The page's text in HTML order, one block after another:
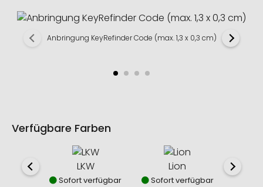
Anbringung KeyRefinder Code (max. 1,3 x 0,3 cm)
Verfügbare Farben
LKW
Sofort verfügbar
Lion
Sofort verfügbar